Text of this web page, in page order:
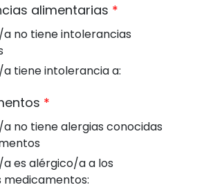
alimentarias *
a no tiene intolerancias
a tiene intolerancia a:
*
a no tiene alergias conocidas
a es alérgico/a a los
medicamentos: